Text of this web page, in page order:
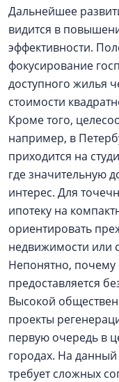
Дальнейшее
видится в
эффективности.
фокусирование
доступного жилья
стоимости
Кроме того,
например, в
приходится на
где значительную
интерес. Для
ипотеку на
ориентировать
недвижимости или
Непонятно, почему
предоставляется
Высокой
проекты
первую очередь в
городах. На
требует сложных